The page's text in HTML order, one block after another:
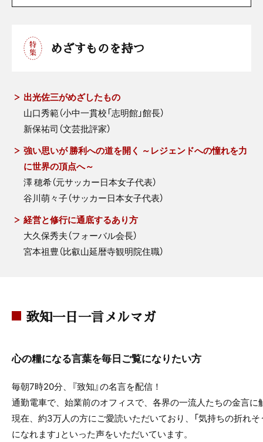
めざすものを持つ
出光佐三がめざしたもの
山口秀範（小中一貫校「志明館」館長）
新保祐司（文芸批評家）
強い思いが 勝利への道を開く ～レジェンドへの憧れを力
に世界の頂点へ～
澤 穂希（元サッカー日本女子代表）
谷川萌々子（サッカー日本女子代表）
経営と修行に通底するあり方
大久保秀夫（フォーバル会長）
宮本祖豊（比叡山延暦寺観明院住職）
致知一日一言メルマガ
心の糧になる言葉を毎日ご覧になりたい方
毎朝7時20分、『致知』の名言を配信！
通勤電車で、始業前のオフィスで、各界の一流人たちの金言
現在、約3万人の方にご愛読いただいており、「気持ちの折れ
になれます」といった声をいただいています。